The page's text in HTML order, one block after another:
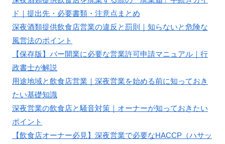
ド｜提出先・必要書類・注意点まとめ
深夜酒類提供飲食店営業の違反と罰則｜知らないと危険な
風営法のポイント
【保存版】バー開業に必要な営業許可申請マニュアル｜行
政書士が解説
用途地域と飲食店営業｜深夜営業を始める前に知っておき
たい基礎知識
深夜営業の飲食店と騒音対策｜オーナーが知っておきたい
ポイント
【飲食店オーナー必見】深夜営業で必要なHACCP（ハサッ